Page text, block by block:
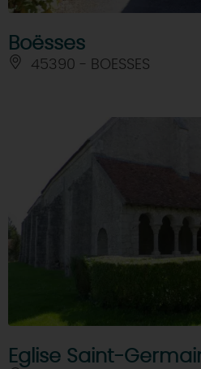
Boësses
45390 - BOESSES
Eglise Saint-